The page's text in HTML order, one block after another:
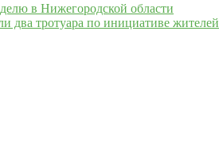
в Нижегородской области
два тротуара по инициативе жителей